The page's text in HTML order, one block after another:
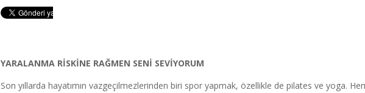
YARALANMA RİSKİNE RAĞMEN SENİ SEVİYORUM
Son yıllarda hayatımın vazgeçilmezlerinden biri spor yapmak, özellikle de pilates ve yoga.